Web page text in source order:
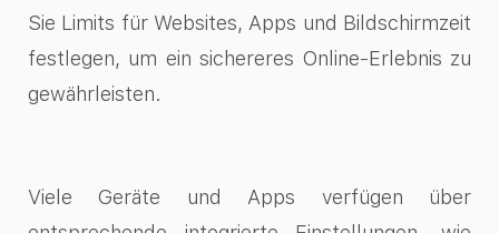
Sie Limits für Websites, Apps und Bildschirmzeit
festlegen, um ein sichereres Online-Erlebnis zu
gewährleisten.
Viele Geräte und Apps verfügen über